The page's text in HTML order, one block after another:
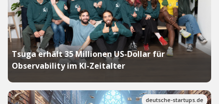
Tsuga erhält 35 Millionen US-Dollar für
Observability im KI-Zeitalter
deutsche-startups.de